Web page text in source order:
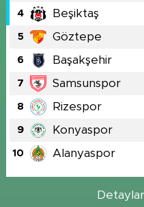
4 Beşiktaş
5 Göztepe
6 Başakşehir
7 Samsunspor
8 Rizespor
9 Konyaspor
10 Alanyaspor